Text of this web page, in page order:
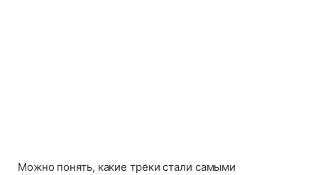
Можно понять, какие треки стали самыми